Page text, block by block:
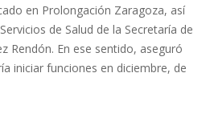
en Prolongación Zaragoza, así
de Salud de la Secretaría de
Rendón. En ese sentido, aseguró
iniciar funciones en diciembre, de